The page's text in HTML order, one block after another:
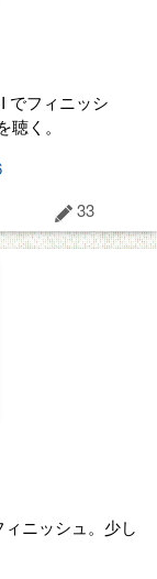
でフィニッシ
く。
33
ニッシュ。少し